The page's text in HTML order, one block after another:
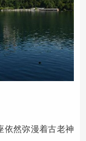
然弥漫着古老神